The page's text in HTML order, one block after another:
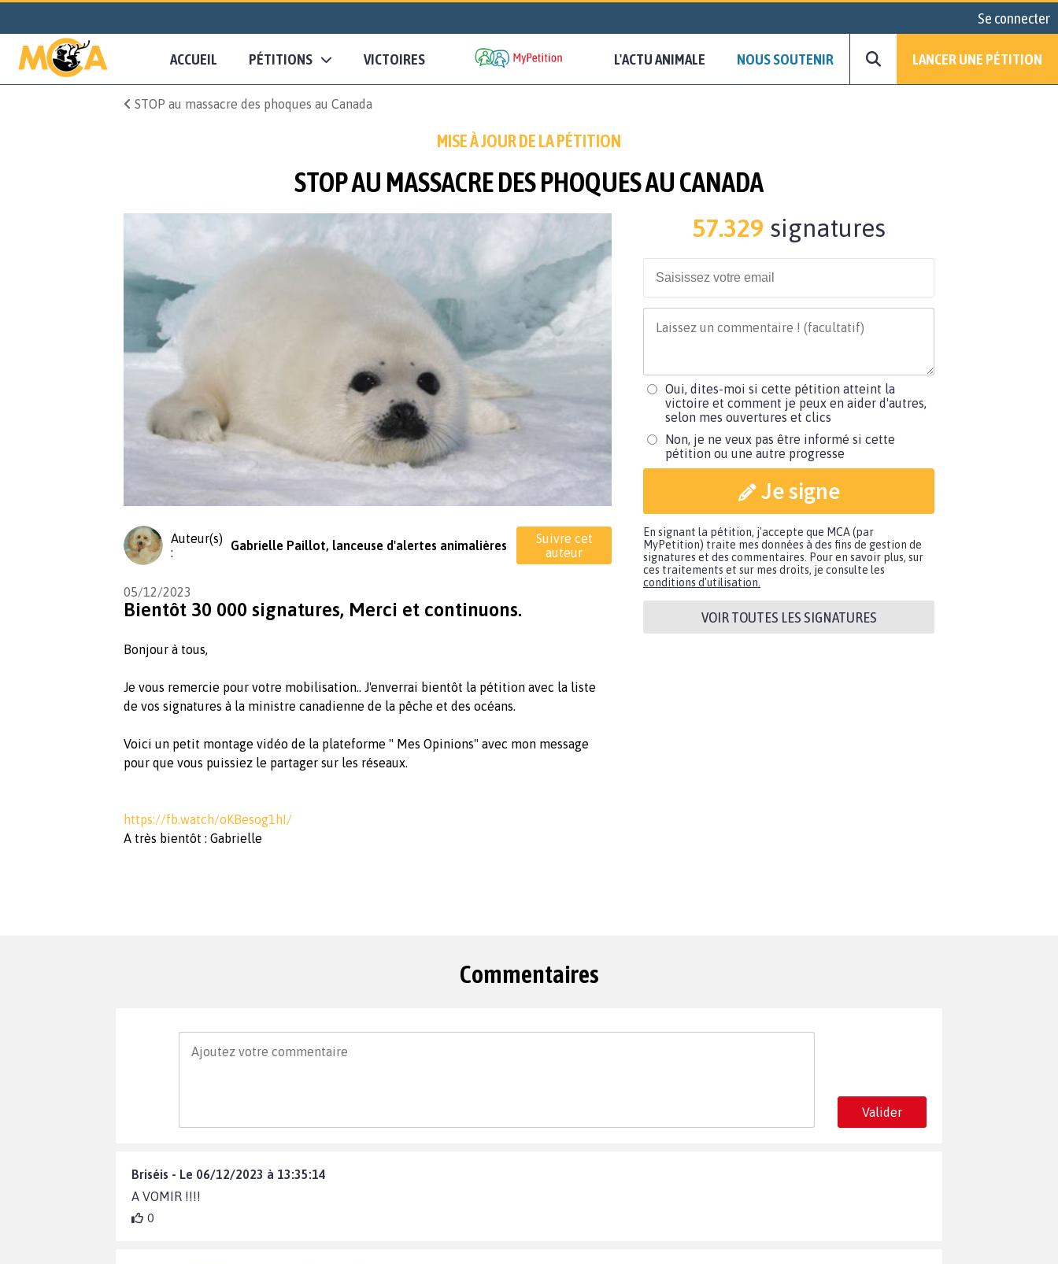
Se connecter
ACCUEIL PÉTITIONS VICTOIRES L'ACTU ANIMALE NOUS SOUTENIR LANCER UNE PÉTITION
STOP au massacre des phoques au Canada
MISE À JOUR DE LA PÉTITION
STOP AU MASSACRE DES PHOQUES AU CANADA
Auteur(s)
:
Gabrielle Paillot, lanceuse d'alertes animalières
Suivre cet
auteur
05/12/2023
Bientôt 30 000 signatures, Merci et continuons.
Bonjour à tous,
Je vous remercie pour votre mobilisation.. J'enverrai bientôt la pétition avec la liste
de vos signatures à la ministre canadienne de la pêche et des océans.
Voici un petit montage vidéo de la plateforme " Mes Opinions" avec mon message
pour que vous puissiez le partager sur les réseaux.
https://fb.watch/oKBesog1hI/
A très bientôt : Gabrielle
57.329 signatures
Oui, dites-moi si cette pétition atteint la
victoire et comment je peux en aider d'autres,
selon mes ouvertures et clics
Non, je ne veux pas être informé si cette
pétition ou une autre progresse
Je signe
En signant la pétition, j'accepte que MCA (par
MyPetition) traite mes données à des fins de gestion de
signatures et des commentaires. Pour en savoir plus, sur
ces traitements et sur mes droits, je consulte les
conditions d'utilisation.
VOIR TOUTES LES SIGNATURES
Commentaires
Valider
Briséis - Le 06/12/2023 à 13:35:14
A VOMIR !!!!
0